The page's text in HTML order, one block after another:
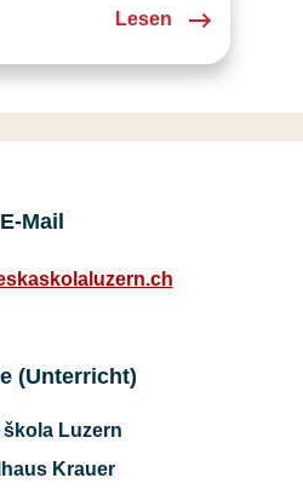
bis zu 5 Jahren im
Lesen
E-Mail
(Unterricht)
škola Luzern
Krauer